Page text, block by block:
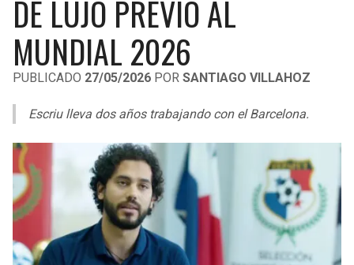
LIGA DE EXPANSIÓN MX
LEAGUES CUP
UEFA EUROPA LEAGUE
UEFA CONFERENCE LEAGUE
MLS
COPA LIBERTADORES
COPA SUDAMERICANA
LIGA BETPLAY
OTRAS LIGAS
RAIDERS
CHARGERS
RAVENS
BROWNS
STEELERS
CAVALIERS
PISTONS
PACERS
HAWKS
HORNETS
DE LUJO PREVIO AL
MUNDIAL 2026
PUBLICADO 27/05/2026 POR SANTIAGO VILLAHOZ
Escriu lleva dos años trabajando con el Barcelona.